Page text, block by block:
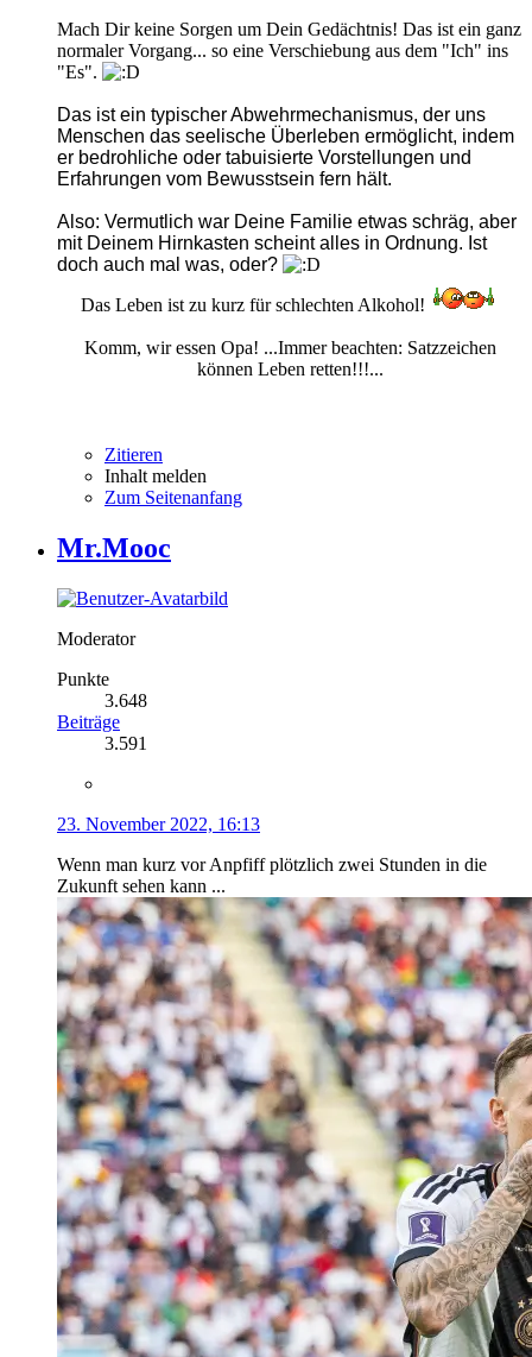
Mach Dir keine Sorgen um Dein Gedächtnis! Das ist ein ganz
normaler Vorgang... so eine Verschiebung aus dem "Ich" ins
"Es".
Das ist ein typischer Abwehrmechanismus, der uns
Menschen das seelische Überleben ermöglicht, indem
er bedrohliche oder tabuisierte Vorstellungen und
Erfahrungen vom Bewusstsein fern hält.
Also: Vermutlich war Deine Familie etwas schräg, aber
mit Deinem Hirnkasten scheint alles in Ordnung. Ist
doch auch mal was, oder?
Das Leben ist zu kurz für schlechten Alkohol!
Komm, wir essen Opa! ...Immer beachten: Satzzeichen
können Leben retten!!!...
Zitieren
Inhalt melden
Zum Seitenanfang
Mr.Mooc
Moderator
Punkte
3.648
Beiträge
3.591
23. November 2022, 16:13
Wenn man kurz vor Anpfiff plötzlich zwei Stunden in die
Zukunft sehen kann ...